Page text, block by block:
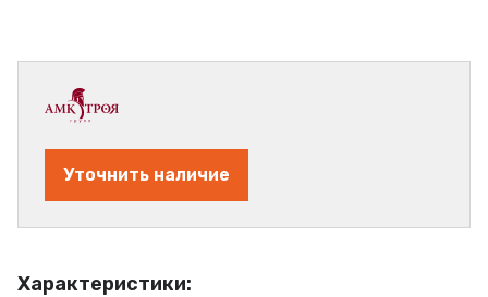
Характеристики:
Уточнить наличие